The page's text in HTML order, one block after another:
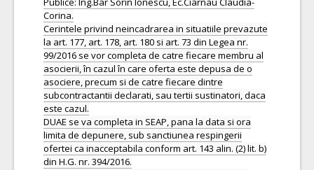
Corina.
Cerintele privind neincadrarea in situatiile prevazute
la art. 177, art. 178, art. 180 si art. 73 din Legea nr.
99/2016 se vor completa de catre fiecare membru al
asocierii, în cazul în care oferta este depusa de o
asociere, precum si de catre fiecare dintre
subcontractantii declarati, sau tertii sustinatori, daca
este cazul.
DUAE se va completa in SEAP, pana la data si ora
limita de depunere, sub sanctiunea respingerii
ofertei ca inacceptabila conform art. 143 alin. (2) lit. b)
din H.G. nr. 394/2016.